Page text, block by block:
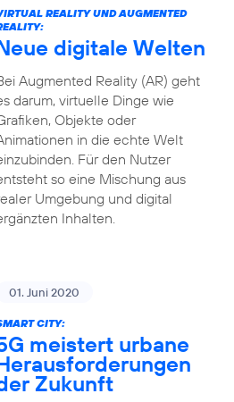
REALITY UND AUGMENTED
digitale Welten
Augmented Reality (AR) geht
darum, virtuelle Dinge wie
Objekte oder
in die echte Welt
Für den Nutzer
so eine Mischung aus
Umgebung und digital
Inhalten.
01. Juni 2020
CITY:
meistert urbane
Zukunft